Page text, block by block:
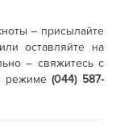
– присылайте
оставляйте на
– свяжитесь с
режиме(044) 587-